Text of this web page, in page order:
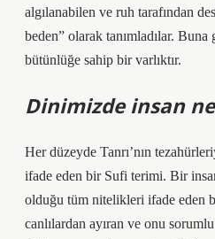
algılanabilen ve ruh tarafından
beden” olarak tanımladılar.
bütünlüğe sahip bir varlıktır.
Dinimizde insan
Her düzeyde Tanrı’nın
ifade eden bir Sufi terimi. Bir
olduğu tüm nitelikleri ifade eden
canlılardan ayıran ve onu